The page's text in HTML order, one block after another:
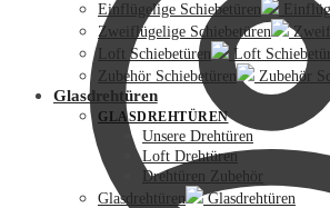
Einflügelige Schiebetüren
Zweiflügelige Schiebetüren
Loft Schiebetüren
Loft
Zubehör Schiebetüren
Zubehör
Glasdrehtüren
GLASDREHTÜREN
Unsere Drehtüren
Loft Drehtüren
Drehtüren Zubehör
Glasdrehtüren
Glasdrehtüren